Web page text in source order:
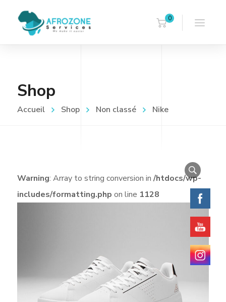
0
Shop
Accueil Shop Non classé Nike
Warning: Array to string conversion in/htdocs/wp-
includes/formatting.php on line 1128